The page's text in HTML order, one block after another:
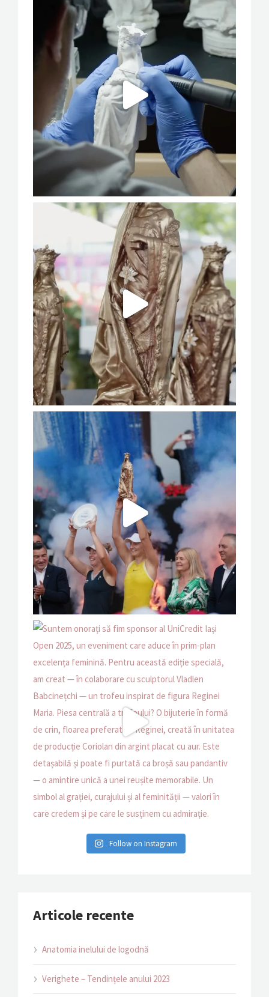
Follow on Instagram
Articole recente
Anatomia inelului de logodnă
Verighete – Tendințele anului 2023